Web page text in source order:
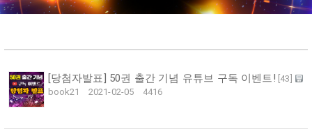
[당첨자발표] 50권 출간 기념 유튜브 구독 이벤트! 43
book21
2021-02-05 4416